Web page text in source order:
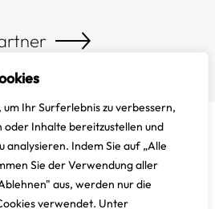
Ihr Surferlebnis zu verbessern,
oder Inhalte bereitzustellen und
analysieren. Indem Sie auf „Alle
Sie der Verwendung aller
aus, werden nur die
verwendet. Unter